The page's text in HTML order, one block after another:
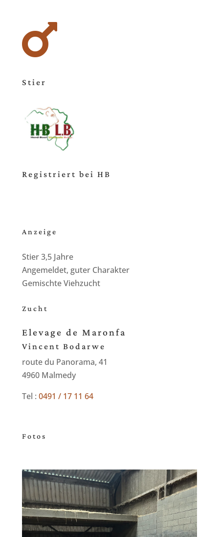

Stier
Registriert bei HB
Anzeige
Stier 3,5 Jahre
Angemeldet, guter Charakter
Gemischte Viehzucht
Zucht
Elevage de Maronfa
Vincent Bodarwe
route du Panorama, 41
4960 Malmedy
Tel : 0491 / 17 11 64
Fotos